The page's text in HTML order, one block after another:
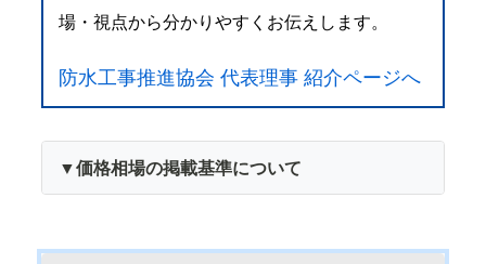
場・視点から分かりやすくお伝えします。
防水工事推進協会 代表理事 紹介ページへ
▼価格相場の掲載基準について